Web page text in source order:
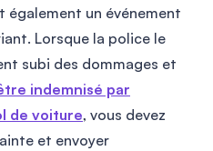
également un événement
Lorsque la police le
subi des dommages et
indemnisé par
de voiture, vous devez
et envoyer